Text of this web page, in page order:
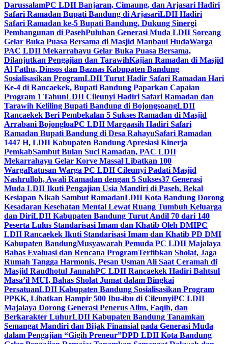
DarussalamPC LDII Banjaran, Cimaung, dan Arjasari Hadiri
Safari Ramadan Bupati Bandung di ArjasariLDII Hadiri
Safari Ramadan ke-5 Bupati Bandung, Dukung Sinergi
Pembangunan di PasehPuluhan Generasi Muda LDII Soreang
Gelar Buka Puasa Bersama di Masjid Manbaul HudaWarga
PAC LDII Mekarrahayu Gelar Buka Puasa Bersama,
Dilanjutkan Pengajian dan TarawihKajian Ramadan di Masjid
Al Fathu, Dinsos dan Baznas Kabupaten Bandung
Sosialisasikan ProgramLDII Turut Hadir Safari Ramadan Hari
Ke-4 di Rancaekek, Bupati Bandung Paparkan Capaian
Program 1 TahunLDII Cileunyi Hadiri Safari Ramadan dan
Tarawih Keliling Bupati Bandung di BojongsoangLDII
Rancaekek Beri Pembekalan 5 Sukses Ramadan di Masjid
Arrabani BojongloaPC LDII Margaasih Hadiri Safari
Ramadan Bupati Bandung di Desa RahayuSafari Ramadan
1447 H, LDII Kabupaten Bandung Apresiasi Kinerja
PemkabSambut Bulan Suci Ramadan, PAC LDII
Mekarrahayu Gelar Korve Massal Libatkan 100
WargaRatusan Warga PC LDII Cileunyi Padati Masjid
Nashrulloh, Awali Ramadan dengan 5 Sukses37 Generasi
Muda LDII Ikuti Pengajian Usia Mandiri di Paseh, Bekal
Kesiapan Nikah Sambut RamadanLDII Kota Bandung Dorong
Kesadaran Kesehatan Mental Lewat Ruang Tumbuh Keluarga
dan DiriLDII Kabupaten Bandung Turut Andil 70 dari 140
Peserta Lulus Standarisasi Imam dan Khatib Oleh DMIPC
LDII Rancaekek Ikuti Standarisasi Imam dan Khatib PD DMI
Kabupaten BandungMusyawarah Pemuda PC LDII Majalaya
Bahas Evaluasi dan Rencana ProgramTertibkan Sholat, Jaga
Rumah Tangga Harmonis, Pesan Usman Ali Saat Ceramah di
Masjid Raudhotul JannahPC LDII Rancaekek Hadiri Bahtsul
Masa’il MUI, Bahas Sholat Jumat dalam Bingkai
PersatuanLDII Kabupaten Bandung Sosialisasikan Program
PPKK, Libatkan Hampir 500 Ibu-ibu di CileunyiPC LDII
Majalaya Dorong Generasi Penerus Alim, Faqih, dan
Berkarakter LuhurLDII Kabupaten Bandung Tanamkan
Semangat Mandiri dan Bijak Finansial pada Generasi Muda
dalam Pengajian “Gigih Preneur”DPD LDII Kota Bandung